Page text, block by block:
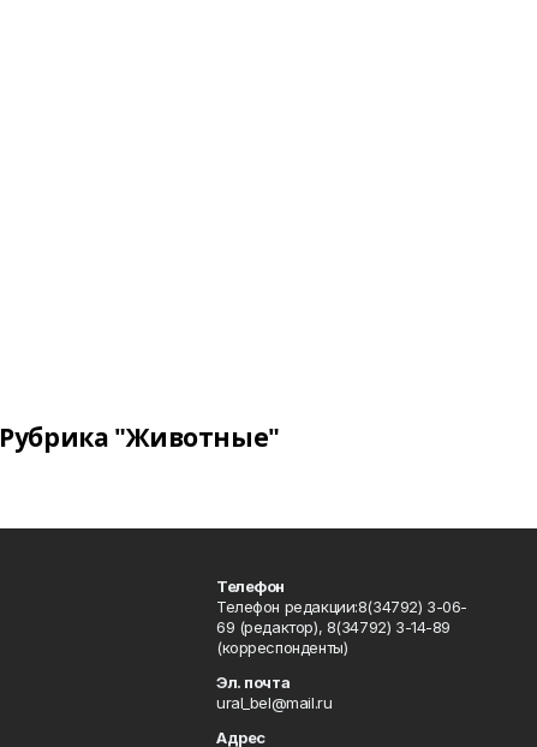
Рубрика "Животные"
Телефон
Телефон редакции:8(34792) 3-06-
69 (редактор), 8(34792) 3-14-89
(корреспонденты)
Эл. почта
ural_bel@mail.ru
Адрес